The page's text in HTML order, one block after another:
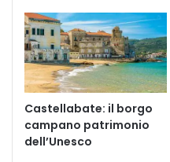
Castellabate: il borgo
campano patrimonio
dell’Unesco